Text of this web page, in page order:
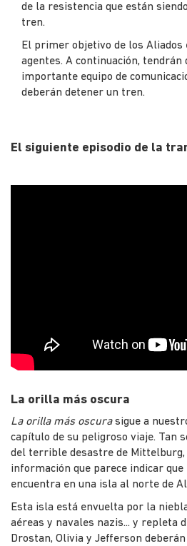
de la resistencia que están
tren.
El primer objetivo de los
agentes. A continuación, tendrán
importante equipo de
deberán detener un tren.
El siguiente episodio de la
La orilla más oscura
La orilla más oscurasigue a
capítulo de su peligroso viaje. Tan
del terrible desastre de Mittelburg,
información que parece indicar
encuentra en una isla al norte de
Esta isla está envuelta por la
aéreas y navales nazis... y repleta
Drostan, Olivia y Jefferson